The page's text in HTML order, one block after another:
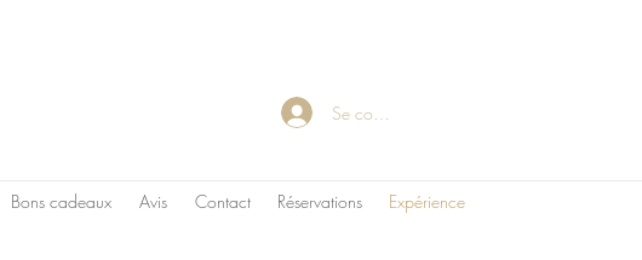
Se connecter
Bons cadeaux Avis Contact Réservations Expérience